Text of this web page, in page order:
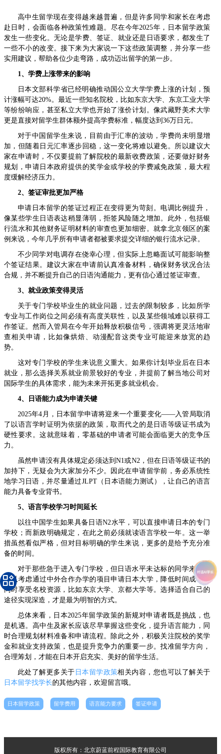
高中生留学现在变得越来越普遍，但是许多同学和家长在考虑
赴日时，会面临各种政策性难题。尽在今年2025年，日本留学政策
发生一些变化。无论是学费、签证、就业还是日语要求，都发生了
一些不小的改变。接下来为大家说一下这些政策调整，并分享一些
实用建议，帮助各位少走弯路，成功迈出留学的第一步。
1、学费上涨带来的影响
日本文部科学省已经明确推动国公立大学学费上涨的计划，预
计涨幅可达20%。最近一些知名院校，比如东京大学、东京工业大学
等纷纷响应，甚至私立大学也开始了涨价计划。像武藏野美术大学
更是直接对留学生群体额外提高学费标准，幅度达到36万日元。
对于中国留学生来说，目前由于汇率的波动，学费尚未明显增
加，但随着日元汇率逐步回稳，这一变化将难以避免。所以建议大
家在申请时，不仅要提前了解院校的最新收费政策，还要做好财务
规划，申请日本政府提供的奖学金或学校的学费减免政策，最大程
度缓解经济压力。
2、签证审批更加严格
申请日本留学的签证过程正在变得更为苛刻。电调比例提升，
像某些学生日语表达稍显薄弱，拒签风险随之增加。此外，包括银
行流水和其他财务证明材料的审查也更加细密。就拿北京领区的案
例来说，今年几乎所有申请者都被要求提交详细的银行流水记录。
不少同学对电调存在侥幸心理，但实际上忽略面试可能影响整
个签证结果。建议大家在申请前认真准备材料，确保财务状况合法
合规，并不断提升自己的日语沟通能力，更有信心通过签证审查。
3、就业政策变得灵活
关于专门学校毕业生的就业问题，过去的限制较多，比如所学
专业与工作岗位之间必须有高度关联性，以及某些领域难以获得工
作签证。然而入管局在今年开始释放积极信号，强调将更灵活地审
查相关申请，比如像烘焙、动漫配音这类专业可能迎来放宽的趋
势。
这对专门学校的学生来说意义重大。如果你计划毕业后在日本
就业，那么选择关系就业前景较好的专业，并提前了解当地公司对
国际学生的具体需求，能为未来开拓更多就业机会。
4、日语能力成为申请关键
2025年4月，日本留学申请将迎来一个重要变化——入管局取消
了以语言学时证明为依据的政策，取而代之的是日语等级证书成为
硬性要求。这就意味着，零基础的申请者可能会面临更大的竞争压
力。
虽然申请没有具体规定必须达到N1或N2，但在日语等级证书的
加持下，无疑会为大家加分不少。因此在申请留学前，务必系统性
地学习日语，并尽量通过JLPT（日本语能力测试），让自己的语言
能力具备专业背书。
5、语言学校学习时间延长
以往中国学生如果具备日语N2水平，可以直接申请日本的专门
学校；而新政明确规定，在此之前必须就读语言学校一年。这一举
措虽然看似严格，但对目标明确的学生来说，更多的是给予充分准
备的时间。
对于那些急于进入专门学校，但日语水平未达标的同学来说，
可以考虑通过中外合作办学的项目申请日本大学，降低时间成本，
同时享受名校资源，比如东京大学、京都大学等。选择适合自己的
途径实现深造，才是最为明智的方式。
总体来看，日本2025年留学政策的新规对申请者既是挑战，也
是机遇。高中生及家长应该尽早掌握这些变化，提升语言能力，同
时合理规划材料准备和申请流程。除此之外，积极关注院校的奖学
金和就业支持政策，也是提升竞争力的重要一步。找准留学方向，
合理筹划，才能在日本开启充实、美好的留学生活。
此处了解更多关于 日本留学政策相关内容，您也可以了解关于
日本留学找学长的其他内容，欢迎留言哦。
日本留学政策 留学费用 语言能力要求 签证申请
版权所有：北京蔚蓝前程国际教育有限公司